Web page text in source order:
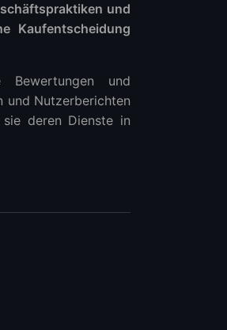
und
Kaufentscheidung
Bewertungen und
und Nutzerberichten
deren Dienste in